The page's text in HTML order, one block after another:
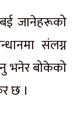
जानेहरूको
संलग्न
भनेर बोकेको
छ ।